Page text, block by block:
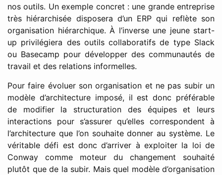
nos outils. Un exemple concret : une grande entreprise
très hiérarchisée disposera d’un ERP qui reflète son
organisation hiérarchique. À l’inverse une jeune start-
up privilégiera des outils collaboratifs de type Slack
ou Basecamp pour développer des communautés de
travail et des relations informelles.
Pour faire évoluer son organisation et ne pas subir un
modèle d’architecture imposé, il est donc préférable
de modifier la structuration des équipes et leurs
interactions pour s’assurer qu’elles correspondent à
l’architecture que l’on souhaite donner au système. Le
véritable défi est donc d’arriver à exploiter la loi de
Conway comme moteur du changement souhaité
plutôt que de la subir. Mais quel modèle d’organisation